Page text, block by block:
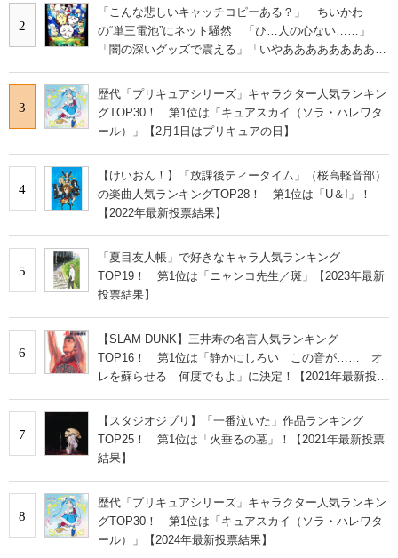
2
「こんな悲しいキャッチコピーある？」 ちいかわ
の“単三電池”にネット騒然 「ひ…人の心ない……」
「闇の深いグッズで震える」「いやあああああああああ
3
歴代「プリキュアシリーズ」キャラクター人気ランキン
グTOP30！ 第1位は「キュアスカイ（ソラ・ハレワタ
ール）」【2月1日はプリキュアの日】
4
【けいおん！】「放課後ティータイム」（桜高軽音部）
の楽曲人気ランキングTOP28！ 第1位は「U＆I」！
【2022年最新投票結果】
5
「夏目友人帳」で好きなキャラ人気ランキング
TOP19！ 第1位は「ニャンコ先生／斑」【2023年最新
投票結果】
6
【SLAM DUNK】三井寿の名言人気ランキング
TOP16！ 第1位は「静かにしろい この音が…… オ
レを蘇らせる 何度でもよ」に決定！【2021年最新投票
7
【スタジオジブリ】「一番泣いた」作品ランキング
TOP25！ 第1位は「火垂るの墓」！【2021年最新投票
結果】
8
歴代「プリキュアシリーズ」キャラクター人気ランキン
グTOP30！ 第1位は「キュアスカイ（ソラ・ハレワタ
ール）」【2024年最新投票結果】